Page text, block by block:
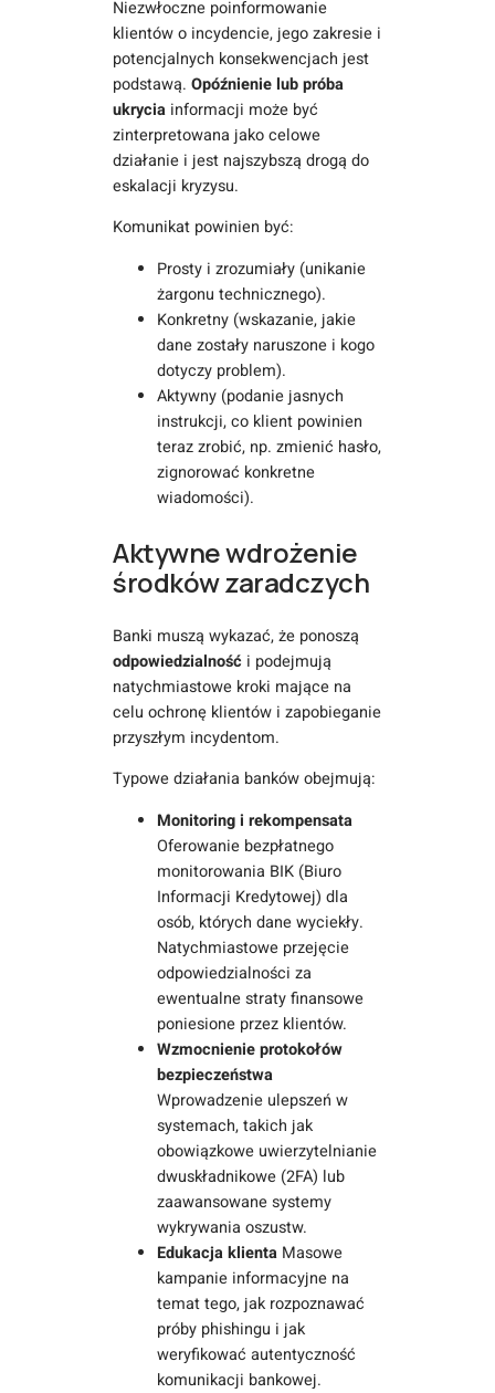
Niezwłoczne poinformowanie
klientów o incydencie, jego zakresie i
potencjalnych konsekwencjach jest
podstawą.Opóźnienie lub próba
ukrycia informacji może być
zinterpretowana jako celowe
działanie i jest najszybszą drogą do
eskalacji kryzysu.
Komunikat powinien być:
Prosty i zrozumiały (unikanie
żargonu technicznego).
Konkretny (wskazanie, jakie
dane zostały naruszone i kogo
dotyczy problem).
Aktywny (podanie jasnych
instrukcji, co klient powinien
teraz zrobić, np. zmienić hasło,
zignorować konkretne
wiadomości).
Aktywne wdrożenie
środków zaradczych
Banki muszą wykazać, że ponoszą
odpowiedzialność i podejmują
natychmiastowe kroki mające na
celu ochronę klientów i zapobieganie
przyszłym incydentom.
Typowe działania banków obejmują:
Monitoring i rekompensata
Oferowanie bezpłatnego
monitorowania BIK (Biuro
Informacji Kredytowej) dla
osób, których dane wyciekły.
Natychmiastowe przejęcie
odpowiedzialności za
ewentualne straty finansowe
poniesione przez klientów.
Wzmocnienie protokołów
bezpieczeństwa
Wprowadzenie ulepszeń w
systemach, takich jak
obowiązkowe uwierzytelnianie
dwuskładnikowe (2FA) lub
zaawansowane systemy
wykrywania oszustw.
Edukacja klienta Masowe
kampanie informacyjne na
temat tego, jak rozpoznawać
próby phishingu i jak
weryfikować autentyczność
komunikacji bankowej.